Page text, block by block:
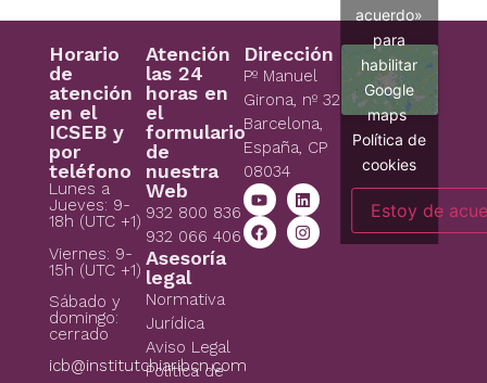
Horario
de
atención
en el
ICSEB y
por
teléfono
Lunes a
Jueves: 9-
18h (UTC +1)
Viernes: 9-
15h (UTC +1)
Sábado y
domingo:
cerrado
icb@institutchiaribcn.com
Atención
las 24
horas en
el
formulario
de
nuestra
Web
932 800 836
932 066 406
Asesoría
legal
Normativa
Jurídica
Aviso Legal
Politica de
Dirección
Pº Manuel
Girona, nº 32
Barcelona,
España, CP
08034
acuerdo»
para
habilitar
Google
maps
Política de
cookies
Estoy de